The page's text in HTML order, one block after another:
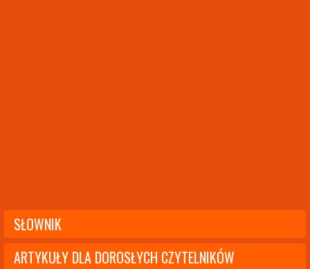
SŁOWNIK
ARTYKUŁY DLA DOROSŁYCH CZYTELNIKÓW